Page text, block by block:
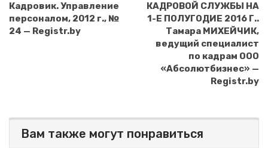
Кадровик. Управление
персоналом, 2012 г., №
24 — Registr.by
КАДРОВОЙ СЛУЖБЫ НА
1-Е ПОЛУГОДИЕ 2016 Г..
Тамара МИХЕЙЧИК,
ведущий специалист
по кадрам ООО
«Абсолютбизнес» —
Registr.by
Вам также могут понравиться